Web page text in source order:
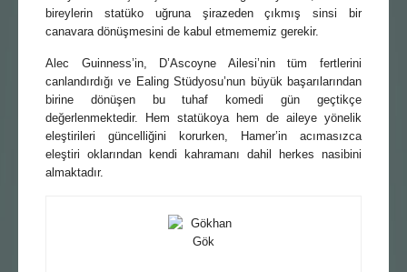
bireylerin statüko uğruna şirazeden çıkmış sinsi bir
canavara dönüşmesini de kabul etmememiz gerekir.
Alec Guinness’in, D’Ascoyne Ailesi’nin tüm fertlerini
canlandırdığı ve Ealing Stüdyosu’nun büyük başarılarından
birine dönüşen bu tuhaf komedi gün geçtikçe
değerlenmektedir. Hem statükoya hem de aileye yönelik
eleştirileri güncelliğini korurken, Hamer’in acımasızca
eleştiri oklarından kendi kahramanı dahil herkes nasibini
almaktadır.